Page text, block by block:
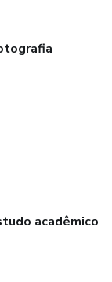
acadêmico